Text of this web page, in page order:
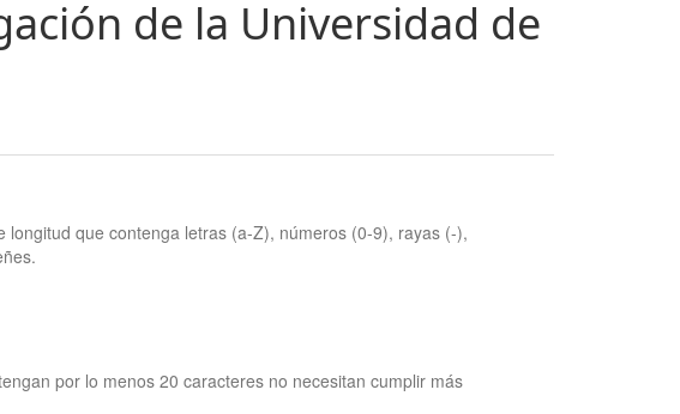
de la Universidad de
que contenga letras (a-Z), números (0-9), rayas (-),
por lo menos 20 caracteres no necesitan cumplir más